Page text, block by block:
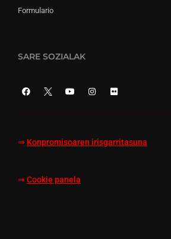
Formulario
SARE SOZIALAK
⇒ Konpromisoaren irisgarritasuna
⇒ Cookie panela